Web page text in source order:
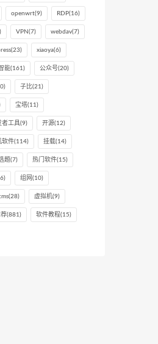
openwrt(9) RDP(16)
VPN (7) webdav(7)
(23) xiaoya(6)
能(161) 公众号(20)
子比(21)
宝塔(11)
者工具(9) 开源(12)
软件(114) 挂载(14)
题(7) 热门软件(15)
组网 (10)
(28) 虚拟机(9)
(881) 软件教程(15)